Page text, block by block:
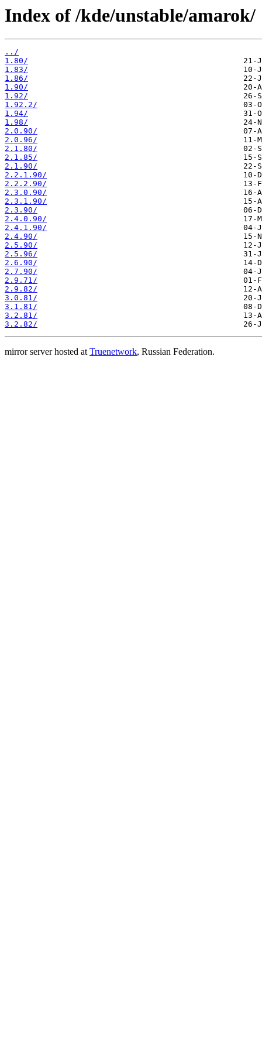
Index of /kde/unstable/amarok/
../
1.80/
1.83/
1.86/
1.90/
1.92/
1.92.2/
1.94/
1.98/
2.0.90/
2.0.96/
2.1.80/
2.1.85/
2.1.90/
2.2.1.90/
2.2.2.90/
2.3.0.90/
2.3.1.90/
2.3.90/
2.4.0.90/
2.4.1.90/
2.4.90/
2.5.90/
2.5.96/
2.6.90/
2.7.90/
2.9.71/
2.9.82/
3.0.81/
3.1.81/
3.2.81/
3.2.82/
mirror server hosted atTruenetwork, Russian Federation.